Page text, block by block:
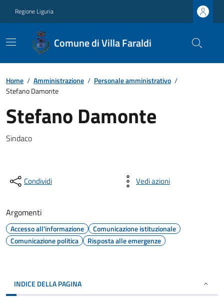
Regione Liguria
Comune di Villa Faraldi
Home / Amministrazione / Personale amministrativo /
Stefano Damonte
Stefano Damonte
Sindaco
Condividi Vedi azioni
Argomenti
Accesso all'informazione
Comunicazione istituzionale
Comunicazione politica
Risposta alle emergenze
INDICE DELLA PAGINA